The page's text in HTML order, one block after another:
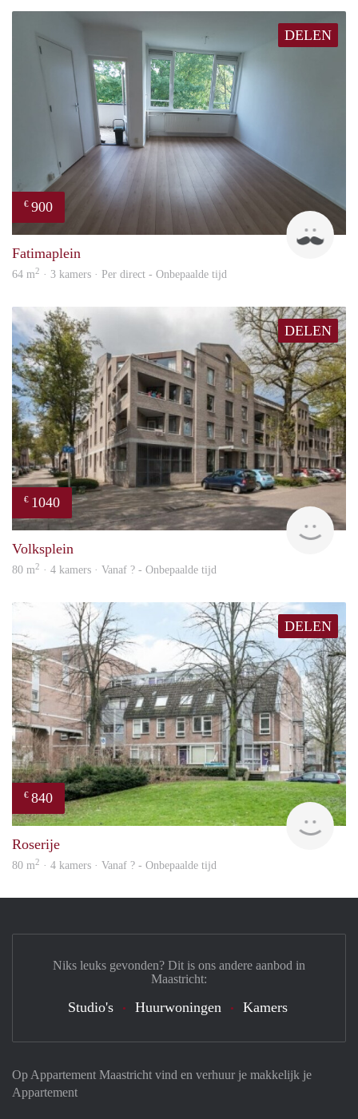
DELEN
€ 900
Fatimaplein
64 m2 · 3 kamers · Per direct - Onbepaalde tijd
DELEN
€ 1040
rent
Volksplein
80 m2 · 4 kamers · Vanaf ? - Onbepaalde tijd
DELEN
€ 840
rent
Roserije
80 m2 · 4 kamers · Vanaf ? - Onbepaalde tijd
Op Appartement Maastricht vind en verhuur je makkelijk je
Appartement
Niks leuks gevonden? Dit is ons andere aanbod in
Maastricht:
Studio's Huurwoningen Kamers